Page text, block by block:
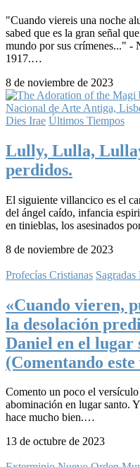
"Cuando viereis una noche
sabed que es la gran señal
mundo por sus crímenes..." -
1917.…
8 de noviembre de 2023
Dies Irae Últimos Tiempos
Lully, Lulla,
perdidos.
El siguiente villancico es el
del ángel caído, infancia
en tinieblas, los asesinados
8 de noviembre de 2023
Profecías Cristianas Sagradas
«Cuando vieren,
la desolación
Daniel en el lugar
(Comentando
Comento un poco el
abominación en lugar santo.
hace mucho bien.…
13 de octubre de 2023